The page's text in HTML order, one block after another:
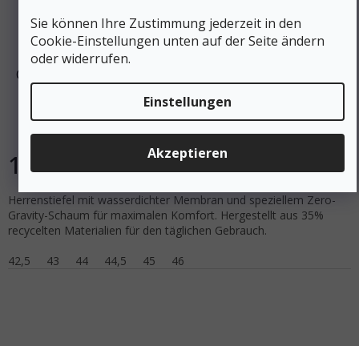
Sie können Ihre Zustimmung jederzeit in den
Cookie-Einstellungen unten auf der Seite ändern
oder widerrufen.
Einstellungen
Akzeptieren
ON Herren-Trekking-Stiefel CLOUD 6 WP iceberg/tin -
Auf Lager
136 €
Herrenstiefel mit wasserdichter Membran und speziellem Zero-
Gravity-Schaum für maximalen Komfort. Hergestellt aus 35%
recycelten Materialien für den täglichen Gebrauch.
42,5
43 44 44,5 45 46